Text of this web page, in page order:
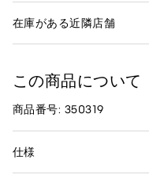
在庫がある近隣店舗
この商品について
商品番号: 350319
仕様